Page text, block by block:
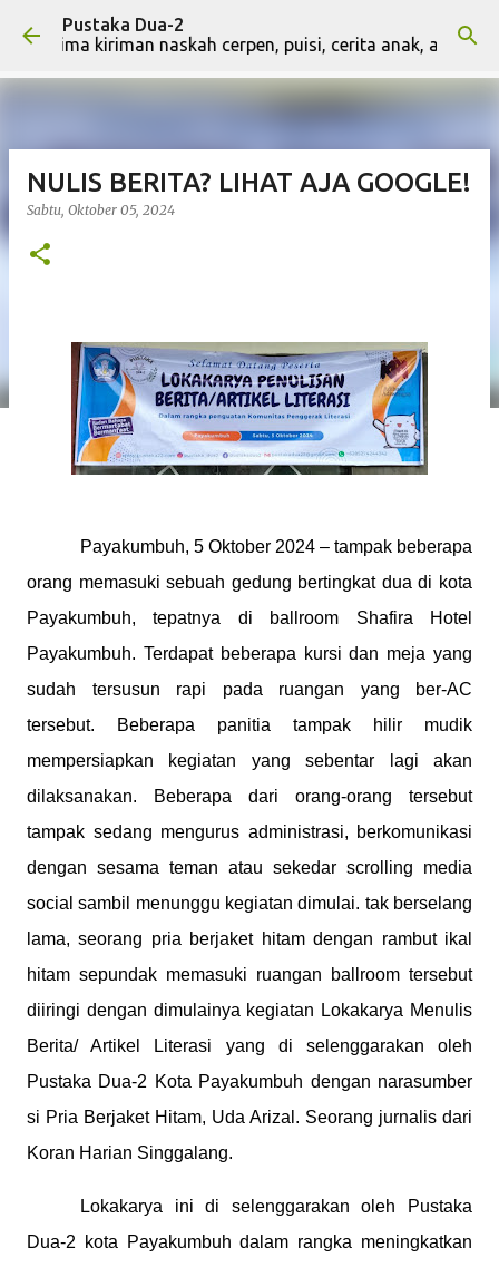
Langsung ke konten utama
Pustaka Dua-2
kiriman naskah cerpen, puisi, cerita anak, artikel,
NULIS BERITA? LIHAT AJA GOOGLE!
Sabtu, Oktober 05, 2024
Payakumbuh, 5 Oktober 2024 – tampak beberapa
orang memasuki sebuah gedung bertingkat dua di kota
Payakumbuh, tepatnya di ballroom Shafira Hotel
Payakumbuh. Terdapat beberapa kursi dan meja yang
sudah tersusun rapi pada ruangan yang ber-AC
tersebut. Beberapa panitia tampak hilir mudik
mempersiapkan kegiatan yang sebentar lagi akan
dilaksanakan. Beberapa dari orang-orang tersebut
tampak sedang mengurus administrasi, berkomunikasi
dengan sesama teman atau sekedar scrolling media
social sambil menunggu kegiatan dimulai. tak berselang
lama, seorang pria berjaket hitam dengan rambut ikal
hitam sepundak memasuki ruangan ballroom tersebut
diiringi dengan dimulainya kegiatan Lokakarya Menulis
Berita/ Artikel Literasi yang di selenggarakan oleh
Pustaka Dua-2 Kota Payakumbuh dengan narasumber
si Pria Berjaket Hitam, Uda Arizal. Seorang jurnalis dari
Koran Harian Singgalang.
Lokakarya ini di selenggarakan oleh Pustaka
Dua-2 kota Payakumbuh dalam rangka meningkatkan